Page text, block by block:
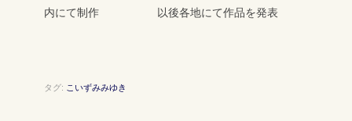
内にて制作 以後各地にて作品を発表
タグ: こいずみみゆき